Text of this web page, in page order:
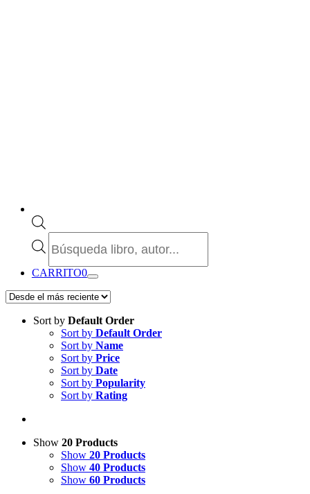
de
CARRITO0
Sort by Default Order
Sort by Default Order
Sort by Name
Sort by Price
Sort by Date
Sort by Popularity
Sort by Rating
Show 20 Products
Show 20 Products
Show 40 Products
Show 60 Products